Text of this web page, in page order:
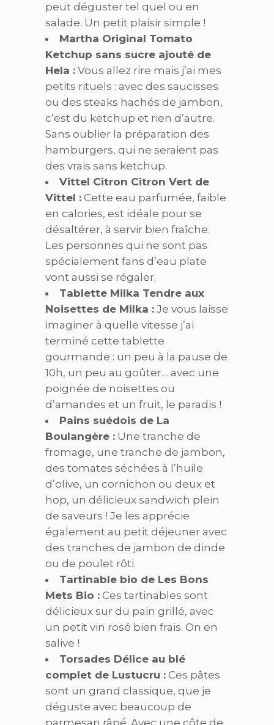
peut déguster tel quel ou en
salade. Un petit plaisir simple !
Martha Original Tomato
Ketchup sans sucre ajouté de
Hela : Vous allez rire mais j’ai mes
petits rituels : avec des saucisses
ou des steaks hachés de jambon,
c’est du ketchup et rien d’autre.
Sans oublier la préparation des
hamburgers, qui ne seraient pas
des vrais sans ketchup.
Vittel Citron Citron Vert de
Vittel : Cette eau parfumée, faible
en calories, est idéale pour se
désaltérer, à servir bien fraîche.
Les personnes qui ne sont pas
spécialement fans d’eau plate
vont aussi se régaler.
Tablette Milka Tendre aux
Noisettes de Milka : Je vous laisse
imaginer à quelle vitesse j’ai
terminé cette tablette
gourmande : un peu à la pause de
10h, un peu au goûter… avec une
poignée de noisettes ou
d’amandes et un fruit, le paradis !
Pains suédois de La
Boulangère : Une tranche de
fromage, une tranche de jambon,
des tomates séchées à l’huile
d’olive, un cornichon ou deux et
hop, un délicieux sandwich plein
de saveurs ! Je les apprécie
également au petit déjeuner avec
des tranches de jambon de dinde
ou de poulet rôti.
Tartinable bio de Les Bons
Mets Bio : Ces tartinables sont
délicieux sur du pain grillé, avec
un petit vin rosé bien frais. On en
salive !
Torsades Délice au blé
complet de Lustucru : Ces pâtes
sont un grand classique, que je
déguste avec beaucoup de